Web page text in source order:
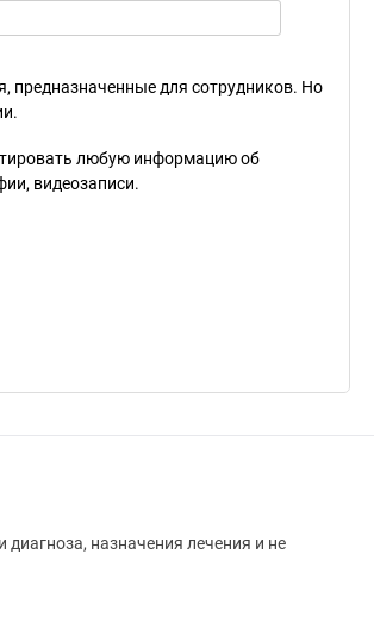
предназначенные для сотрудников. Но
любую информацию об
видеозаписи.
назначения лечения и не